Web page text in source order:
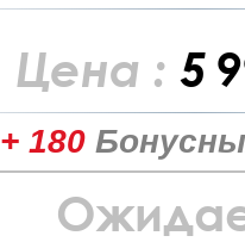
Цена : 5
+ 180